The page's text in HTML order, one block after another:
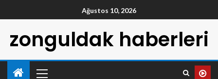
Ağustos 10, 2026
zonguldak haberleri